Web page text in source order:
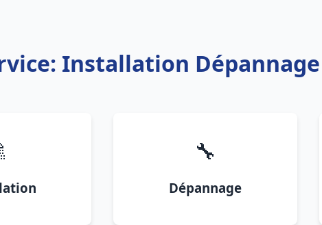
Installation
🔧
Dépannage